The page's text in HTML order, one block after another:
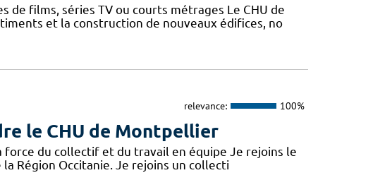
de films, séries TV ou courts métrages Le CHU de
et la construction de nouveaux édifices, no
relevance: 100%
le CHU de Montpellier
du collectif et du travail en équipe Je rejoins le
Région Occitanie. Je rejoins un collecti